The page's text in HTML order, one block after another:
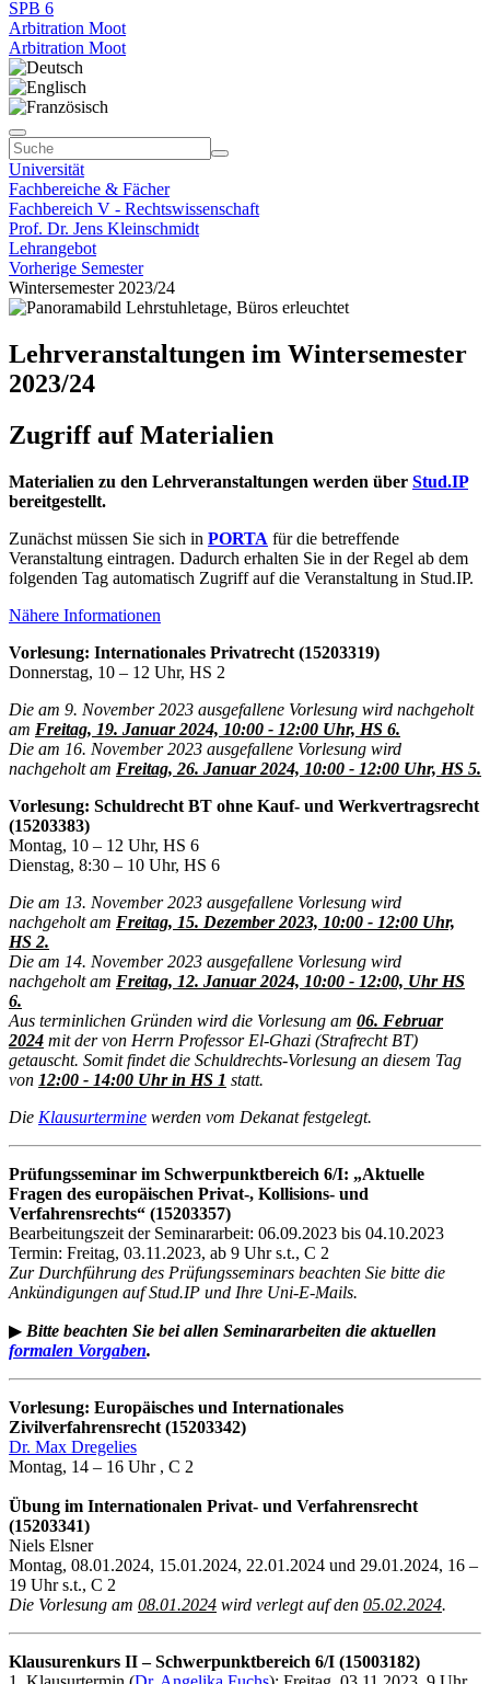
SPB 6
Arbitration Moot
Arbitration Moot
Universität
Fachbereiche & Fächer
Fachbereich V - Rechtswissenschaft
Prof. Dr. Jens Kleinschmidt
Lehrangebot
Vorherige Semester
Wintersemester 2023/24
Lehrveranstaltungen im Wintersemester
2023/24
Zugriff auf Materialien
Materialien zu den Lehrveranstaltungen werden über Stud.IP
bereitgestellt.
Zunächst müssen Sie sich in PORTA für die betreffende
Veranstaltung eintragen. Dadurch erhalten Sie in der Regel ab dem
folgenden Tag automatisch Zugriff auf die Veranstaltung in Stud.IP.
Nähere Informationen
Vorlesung: Internationales Privatrecht (15203319)
Donnerstag, 10 – 12 Uhr, HS 2
Die am 9. November 2023 ausgefallene Vorlesung wird nachgeholt
am Freitag, 19. Januar 2024, 10:00 - 12:00 Uhr, HS 6.
Die am 16. November 2023 ausgefallene Vorlesung wird
nachgeholt am Freitag, 26. Januar 2024, 10:00 - 12:00 Uhr, HS 5.
Vorlesung: Schuldrecht BT ohne Kauf- und Werkvertragsrecht
(15203383)
Montag, 10 – 12 Uhr, HS 6
Dienstag, 8:30 – 10 Uhr, HS 6
Die am 13. November 2023 ausgefallene Vorlesung wird
nachgeholt am Freitag, 15. Dezember 2023, 10:00 - 12:00 Uhr,
HS 2.
Die am 14. November 2023 ausgefallene Vorlesung wird
nachgeholt am Freitag, 12. Januar 2024, 10:00 - 12:00, Uhr HS
6.
Aus terminlichen Gründen wird die Vorlesung am 06. Februar
2024 mit der von Herrn Professor El-Ghazi (Strafrecht BT)
getauscht. Somit findet die Schuldrechts-Vorlesung an diesem Tag
von 12:00 - 14:00 Uhr in HS 1 statt.
Die Klausurtermine werden vom Dekanat festgelegt.
Prüfungsseminar im Schwerpunktbereich 6/I: „Aktuelle
Fragen des europäischen Privat-, Kollisions- und
Verfahrensrechts“ (15203357)
Bearbeitungszeit der Seminararbeit: 06.09.2023 bis 04.10.2023
Termin: Freitag, 03.11.2023, ab 9 Uhr s.t., C 2
Zur Durchführung des Prüfungsseminars beachten Sie bitte die
Ankündigungen auf Stud.IP und Ihre Uni-E-Mails.
▶ Bitte beachten Sie bei allen Seminararbeiten die aktuellen
formalen Vorgaben.
Vorlesung: Europäisches und Internationales
Zivilverfahrensrecht (15203342)
Dr. Max Dregelies
Montag, 14 – 16 Uhr , C 2
Übung im Internationalen Privat- und Verfahrensrecht
(15203341)
Niels Elsner
Montag, 08.01.2024, 15.01.2024, 22.01.2024 und 29.01.2024, 16 –
19 Uhr s.t., C 2
Die Vorlesung am 08.01.2024 wird verlegt auf den 05.02.2024.
Klausurenkurs II – Schwerpunktbereich 6/I (15003182)